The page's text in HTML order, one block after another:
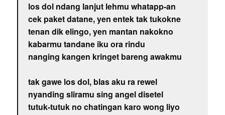
los dol ndang lanjut lehmu whatapp-an
cek paket datane, yen entek tak tukokne
tenan dik elingo, yen mantan nakokno
kabarmu tandane iku ora rindu
nanging kangen kringet bareng awakmu
tak gawe los dol, blas aku ra rewel
nyanding sliramu sing angel disetel
tutuk-tutuk no chatingan karo wong liyo